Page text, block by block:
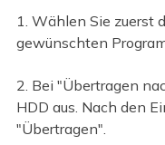
1. Wählen Sie zuerst
gewünschten
2. Bei "Übertragen
HDD aus. Nach den
"Übertragen".